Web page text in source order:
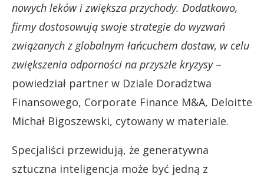
nowych leków i zwiększa przychody. Dodatkowo,
firmy dostosowują swoje strategie do wyzwań
związanych z globalnym łańcuchem dostaw, w celu
zwiększenia odporności na przyszłe kryzysy–
powiedział partner w Dziale Doradztwa
Finansowego, Corporate Finance M&A, Deloitte
Michał Bigoszewski, cytowany w materiale.
Specjaliści przewidują, że generatywna
sztuczna inteligencja może być jedną z